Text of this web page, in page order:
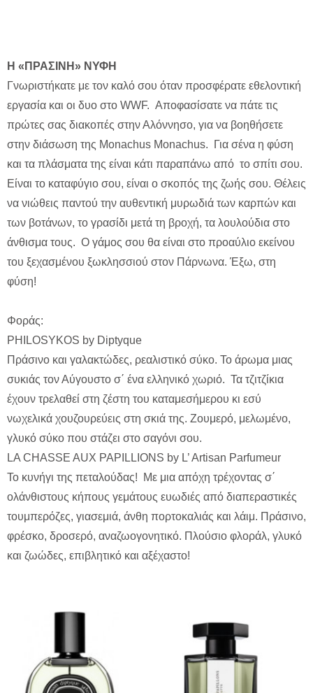
H «ΠΡΑΣΙΝΗ» ΝΥΦΗ
Γνωριστήκατε με τον καλό σου όταν προσφέρατε εθελοντική
εργασία και οι δυο στο WWF. Αποφασίσατε να πάτε τις
πρώτες σας διακοπές στην Αλόννησο, για να βοηθήσετε
στην διάσωση της Monachus Monachus. Για σένα η φύση
και τα πλάσματα της είναι κάτι παραπάνω από το σπίτι σου.
Είναι το καταφύγιο σου, είναι ο σκοπός της ζωής σου. Θέλεις
να νιώθεις παντού την αυθεντική μυρωδιά των καρπών και
των βοτάνων, το γρασίδι μετά τη βροχή, τα λουλούδια στο
άνθισμα τους. Ο γάμος σου θα είναι στο προαύλιο εκείνου
του ξεχασμένου ξωκλησσιού στον Πάρνωνα. Έξω, στη
φύση!
Φοράς:
PHILOSYKOS by Diptyque
Πράσινο και γαλακτώδες, ρεαλιστικό σύκο. Το άρωμα μιας
συκιάς τον Αύγουστο σ΄ ένα ελληνικό χωριό. Τα τζιτζίκια
έχουν τρελαθεί στη ζέστη του καταμεσήμερου κι εσύ
νωχελικά χουζουρεύεις στη σκιά της. Ζουμερό, μελωμένο,
γλυκό σύκο που στάζει στο σαγόνι σου.
LA CHASSE AUX PAPILLIONS by L’ Artisan Parfumeur
To κυνήγι της πεταλούδας! Με μια απόχη τρέχοντας σ΄
ολάνθιστους κήπους γεμάτους ευωδιές από διαπεραστικές
τουμπερόζες, γιασεμιά, άνθη πορτοκαλιάς και λάιμ. Πράσινο,
φρέσκο, δροσερό, αναζωογονητικό. Πλούσιο φλοράλ, γλυκό
και ζωώδες, επιβλητικό και αξέχαστο!